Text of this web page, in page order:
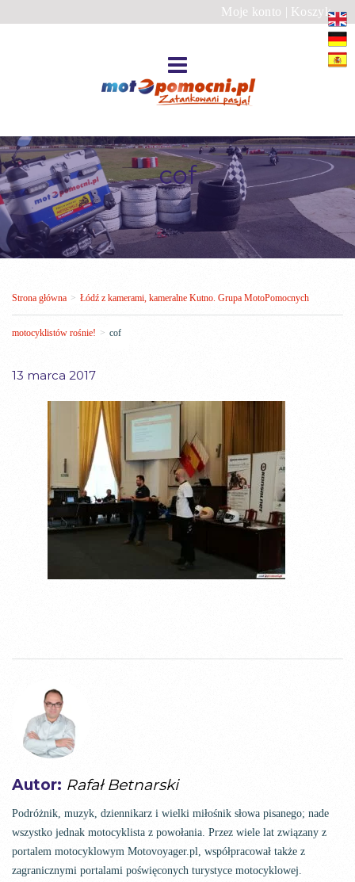
Moje konto | Koszyk
cof
Strona główna > Łódź z kamerami, kameralne Kutno. Grupa MotoPomocnych
motocyklistów rośnie! > cof
13 marca 2017
Autor: Rafał Betnarski
Podróżnik, muzyk, dziennikarz i wielki miłośnik słowa pisanego; nade
wszystko jednak motocyklista z powołania. Przez wiele lat związany z
portalem motocyklowym Motovoyager.pl, współpracował także z
zagranicznymi portalami poświęconych turystyce motocyklowej.